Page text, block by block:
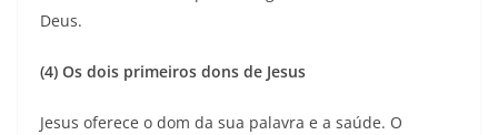
Deus.
(4) Os dois primeiros dons de Jesus
Jesus oferece o dom da sua palavra e a saúde. O